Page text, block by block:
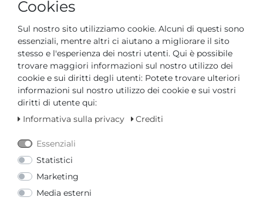
Il tuo prezzo con il3% di scontosul bonifico anticipato:
387,03 € *
Lista dei desideri Domanda su un articolo
Richiesta del prezzo
Cookies
Sul nostro sito utilizziamo cookie. Alcuni di questi sono
essenziali, mentre altri ci aiutano a migliorare il sito
stesso e l'esperienza dei nostri utenti. Qui è possibile
trovare maggiori informazioni sul nostro utilizzo dei
cookie e sui diritti degli utenti: Potete trovare ulteriori
informazioni sul nostro utilizzo dei cookie e sui vostri
diritti di utente qui:
Informativa sulla privacy
Crediti
Essenziali
Statistici
Marketing
Media esterni